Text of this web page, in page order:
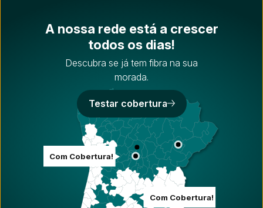
A nossa rede está a crescer
todos os dias!
Descubra se já tem fibra na sua
morada.
Testar cobertura
Com Cobertura!
Com Cobertura!